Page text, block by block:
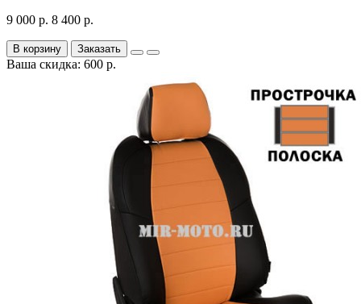
9 000 р. 8 400 р.
В корзину Заказать
Ваша скидка: 600 р.